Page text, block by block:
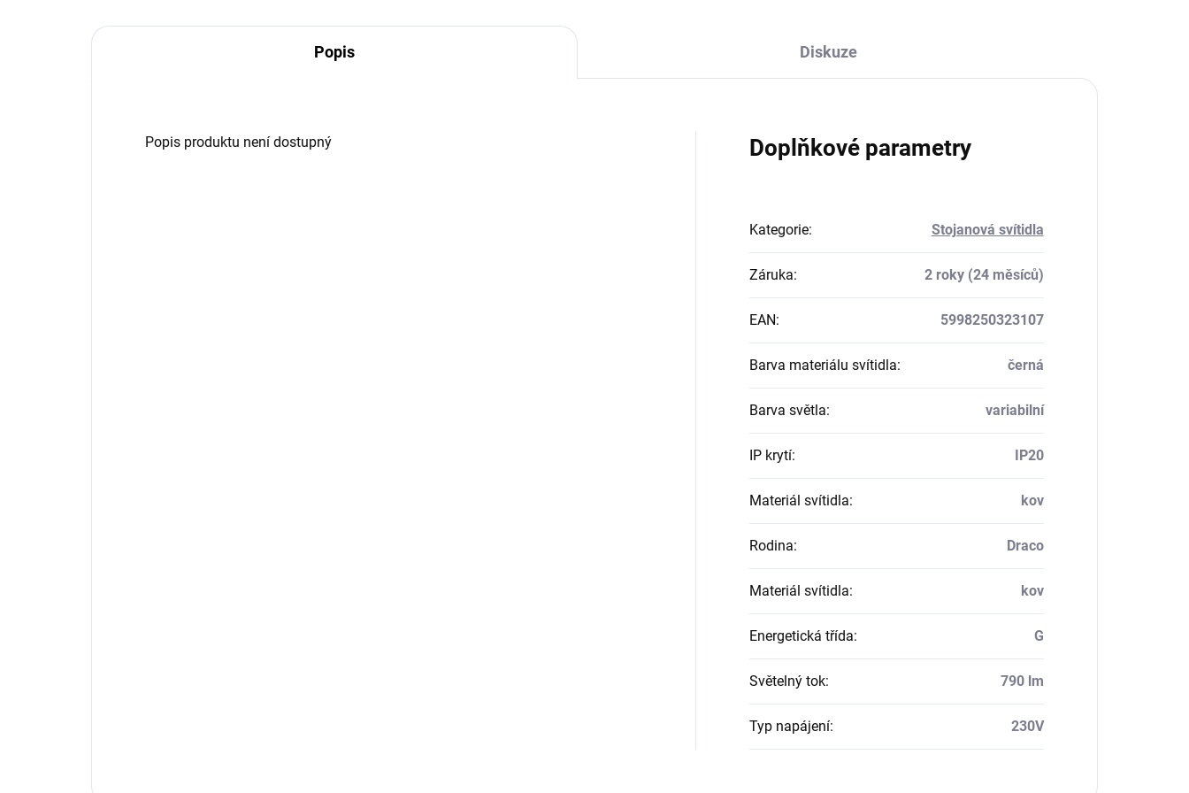
Popis Diskuze
Popis produktu není dostupný Doplňkové parametry
Kategorie: Stojanová svítidla
Záruka: 2 roky (24 měsíců)
EAN: 5998250323107
Barva materiálu svítidla: černá
Barva světla: variabilní
IP krytí: IP20
Materiál svítidla: kov
Rodina: Draco
Materiál svítidla: kov
Energetická třída: G
Světelný tok: 790 lm
Typ napájení: 230V